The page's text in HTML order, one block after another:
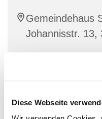
Diese Webseite
Gemeindehaus
Johannisstr. 13,